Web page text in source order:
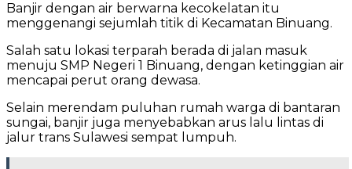
Banjir dengan air berwarna kecokelatan itu
menggenangi sejumlah titik di Kecamatan Binuang.
Salah satu lokasi terparah berada di jalan masuk
menuju SMP Negeri 1 Binuang, dengan ketinggian air
mencapai perut orang dewasa.
Selain merendam puluhan rumah warga di bantaran
sungai, banjir juga menyebabkan arus lalu lintas di
jalur trans Sulawesi sempat lumpuh.